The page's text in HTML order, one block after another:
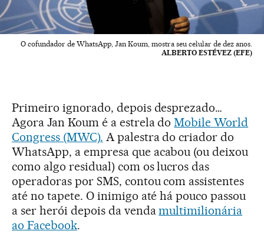
O cofundador de WhatsApp, Jan Koum, mostra seu celular de dez anos.
ALBERTO ESTÉVEZ (EFE)
Primeiro ignorado, depois desprezado…
Agora Jan Koum é a estrela doMobile World
Congress (MWC). A palestra do criador do
WhatsApp, a empresa que acabou (ou deixou
como algo residual) com os lucros das
operadoras por SMS, contou com assistentes
até no tapete. O inimigo até há pouco passou
a ser herói depois da vendamultimilionária
ao Facebook.